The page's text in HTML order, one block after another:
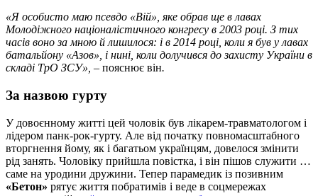
«Я особисто маю псевдо «Вій», яке обрав ще в лавах
Молодіжного націоналістичного конгресу в 2003 році. З тих
часів воно за мною й лишилося: і в 2014 році, коли я був у лавах
батальйону «Азов», і нині, коли долучився до захисту України в
складі ТрО ЗСУ», – пояснює він.
За назвою гурту
У довоєнному житті цей чоловік був лікарем-травматологом і
лідером панк-рок-гурту. Але від початку повномасштабного
вторгнення йому, як і багатьом українцям, довелося змінити
рід занять. Чоловіку прийшла повістка, і він пішов служити …
саме на уродини дружини. Тепер парамедик із позивним
«Бетон» рятує життя побратимів і веде в соцмережах